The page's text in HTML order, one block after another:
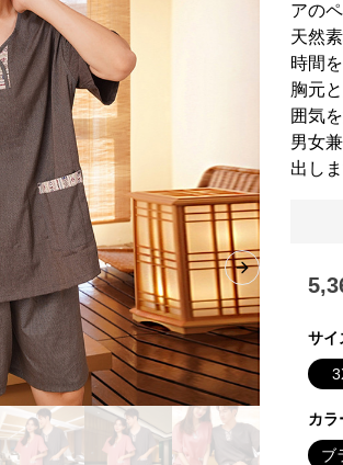
Next slide
アの
天然
時間
胸元
囲気
男女
出しま
サイ
カラ
ブ